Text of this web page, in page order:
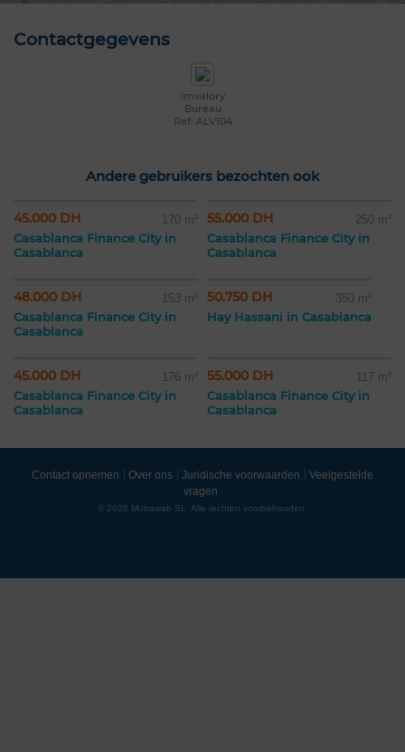
Contactgegevens
Imvalory
Bureau
Ref: ALV104
Andere gebruikers bezochten ook
45.000 DH 170 m²
Casablanca Finance City in
Casablanca
55.000 DH 250 m²
Casablanca Finance City in
Casablanca
48.000 DH 153 m²
Casablanca Finance City in
Casablanca
50.750 DH 350 m²
Hay Hassani in Casablanca
45.000 DH 176 m²
Casablanca Finance City in
Casablanca
55.000 DH 117 m²
Casablanca Finance City in
Casablanca
Contact opnemen Over ons Juridische voorwaarden
Veelgestelde
vragen
© 2026 Mubawab SL. Alle rechten voorbehouden.